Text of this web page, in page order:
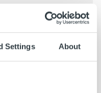
Settings About
ja siitä toimitetaan
jälkikäteen.